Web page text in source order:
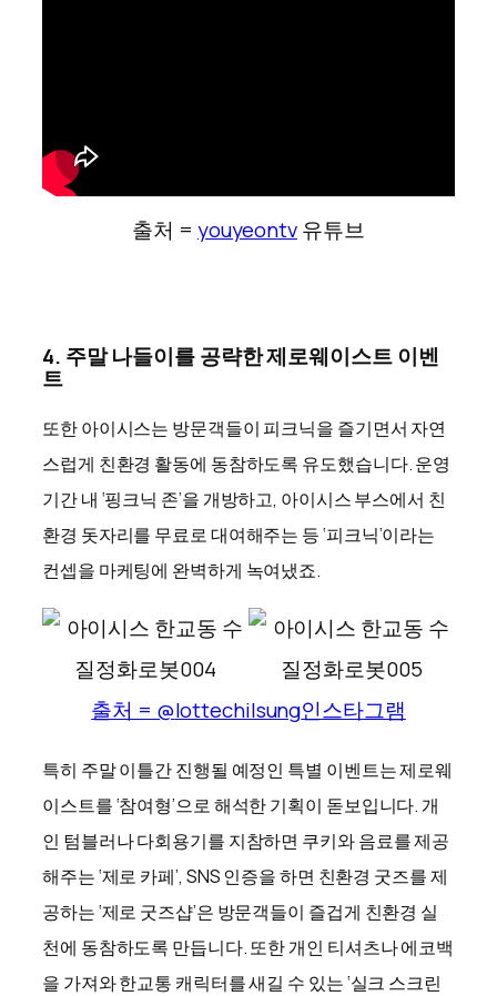
출처 = youyeontv유튜브
4. 주말 나들이를 공략한 제로웨이스트 이벤
트
또한 아이시스는 방문객들이 피크닉을 즐기면서 자연
스럽게 친환경 활동에 동참하도록 유도했습니다. 운영
기간 내 ‘핑크닉 존’을 개방하고, 아이시스 부스에서 친
환경 돗자리를 무료로 대여해주는 등 ‘피크닉’이라는
컨셉을 마케팅에 완벽하게 녹여냈죠.
출처 = @lottechilsung인스타그램
특히 주말 이틀간 진행될 예정인 특별 이벤트는 제로웨
이스트를 ‘참여형’으로 해석한 기획이 돋보입니다. 개
인 텀블러나 다회용기를 지참하면 쿠키와 음료를 제공
해주는 ‘제로 카페’, SNS 인증을 하면 친환경 굿즈를 제
공하는 ‘제로 굿즈샵’은 방문객들이 즐겁게 친환경 실
천에 동참하도록 만듭니다. 또한 개인 티셔츠나 에코백
을 가져와 한교통 캐릭터를 새길 수 있는 ‘실크 스크린